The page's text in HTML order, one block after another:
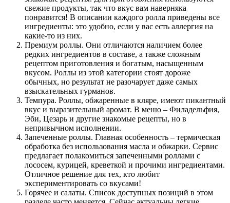
свежие продукты, так что вкус вам наверняка
понравится! В описании каждого ролла приведены все
ингредиенты: это удобно, если у вас есть аллергия на
какие-то из них.
Премиум роллы. Они отличаются наличием более
редких ингредиентов в составе, а также сложным
рецептом приготовления и богатым, насыщенным
вкусом. Роллы из этой категории стоят дороже
обычных, но результат не разочарует даже самых
взыскательных гурманов.
Темпура. Роллы, обжаренные в кляре, имеют пикантный
вкус и выразительный аромат. В меню – Филадельфия,
Эби, Цезарь и другие знакомые рецепты, но в
непривычном исполнении.
Запеченные роллы. Главная особенность – термическая
обработка без использования масла и обжарки. Сервис
предлагает полакомиться запеченными роллами с
лососем, курицей, креветкой и прочими ингредиентами.
Отличное решение для тех, кто любит
экспериментировать со вкусами!
Горячее и салаты. Список доступных позиций в этом